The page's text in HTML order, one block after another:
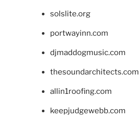
solslite.org
portwayinn.com
djmaddogmusic.com
thesoundarchitects.com
allin1roofing.com
keepjudgewebb.com